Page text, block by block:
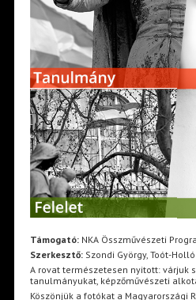
Támogató:NKA Összművészeti
Szerkesztő:Szondi György, Toót-
A rovat természetesen nyitott: várjuk
tanulmányukat, képzőművészeti
Köszönjük a fotókat a Magyarországi